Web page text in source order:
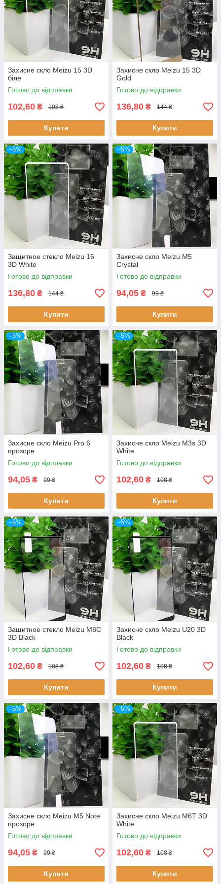
Захисне скло Meizu 15 3D
біле
Готово до відправки
102,60 ₴ 108 ₴
Купити
Захисне скло Meizu 15 3D
Gold
Готово до відправки
136,80 ₴ 144 ₴
Купити
–5%
Защитное стекло Meizu 16
3D White
Готово до відправки
136,80 ₴ 144 ₴
Купити
–5%
Захисне скло Meizu M5
Crystal
Готово до відправки
94,05 ₴ 99 ₴
Купити
–5%
Захисне скло Meizu Pro 6
прозоре
Готово до відправки
94,05 ₴ 99 ₴
Купити
–5%
Захисне скло Meizu M3s 3D
White
Готово до відправки
102,60 ₴ 108 ₴
Купити
–5%
Защитное стекло Meizu M8C
3D Black
Готово до відправки
102,60 ₴ 108 ₴
Купити
–5%
Захисне скло Meizu U20 3D
Black
Готово до відправки
102,60 ₴ 108 ₴
Купити
–5%
Захисне скло Meizu M5 Note
прозоре
Готово до відправки
94,05 ₴ 99 ₴
Купити
–5%
Захисне скло Meizu M6T 3D
White
Готово до відправки
102,60 ₴ 108 ₴
Купити